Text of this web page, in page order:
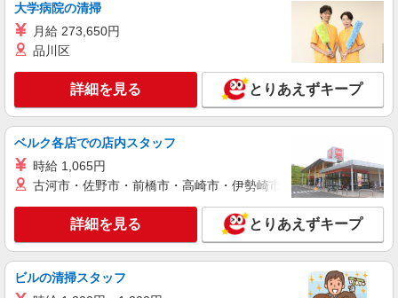
詳細を見る
株式会社パソナ・東京キャリアセンター/KT6001172588
採用アシスタント
月給332100円 ★交通費規定に基づき交通費支
給
キープ 詳細を見る
派遣社員
大学病院の清掃
月給 273,650円
品川区
詳細を見る とりあえずキープ
ベルク各店での店内スタッフ
時給 1,065円
古河市・佐野市・前橋市・高崎市・伊勢崎市・太田市・館林市
詳細を見る とりあえずキープ
ビルの清掃スタッフ